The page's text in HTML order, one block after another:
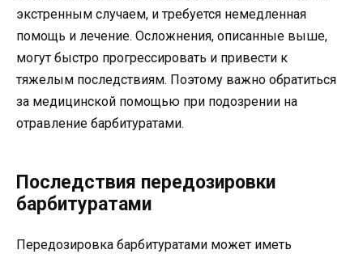
экстренным случаем, и требуется немедленная
помощь и лечение. Осложнения, описанные выше,
могут быстро прогрессировать и привести к
тяжелым последствиям. Поэтому важно обратиться
за медицинской помощью при подозрении на
отравление барбитуратами.
Последствия передозировки
барбитуратами
Передозировка барбитуратами может иметь